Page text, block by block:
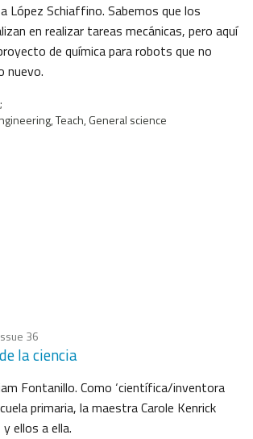
López Schiaffino. Sabemos que los
en realizar tareas mecánicas, pero aquí
de química para robots que no
nuevo.
Teach, General science
36
la ciencia
Fontanillo. Como ‘científica/inventora
primaria, la maestra Carole Kenrick
ellos a ella.